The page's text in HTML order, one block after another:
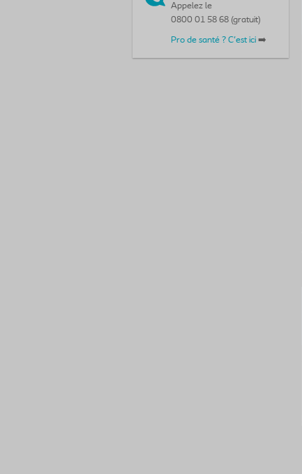
Appelez le
0800 01 58 68 (gratuit)
Pro de santé ? C'est ici ➡️